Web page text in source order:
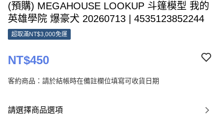
(預購) MEGAHOUSE LOOKUP 斗篷模型 我的
英雄學院 爆豪犬 20260713 | 4535123852244
超取滿NT$3,000免運
NT$450
客約商品：請於結帳時在備註欄位填寫可收貨日期
請選擇商品選項